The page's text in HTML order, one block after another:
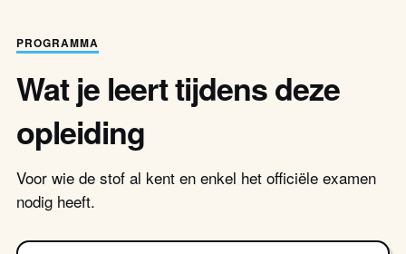
PROGRAMMA
Wat je leert tijdens deze
opleiding
Voor wie de stof al kent en enkel het officiële examen
nodig heeft.